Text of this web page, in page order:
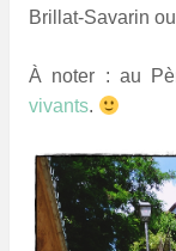
Brillat-Savarin
À noter : au
vivants.